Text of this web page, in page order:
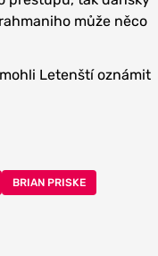
může něco
Letenští oznámit
BRIAN PRISKE